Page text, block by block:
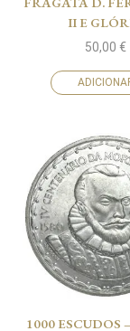
II E
50,00 €
1000 ESCUDOS